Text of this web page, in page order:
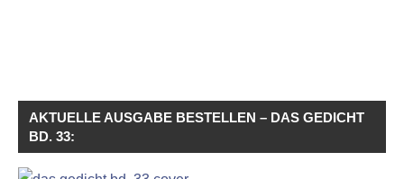
AKTUELLE AUSGABE BESTELLEN – DAS GEDICHT
BD. 33: